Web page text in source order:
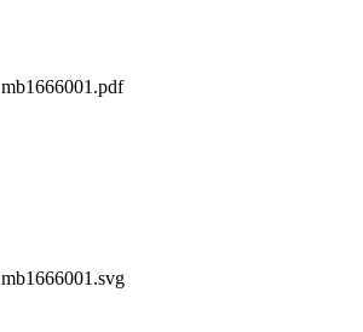
mb1666001.pdf
mb1666001.svg